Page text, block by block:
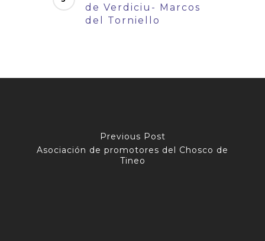
de Verdiciu- Marcos
del Torniello
Previous Post
Asociación de promotores del Chosco de
Tineo